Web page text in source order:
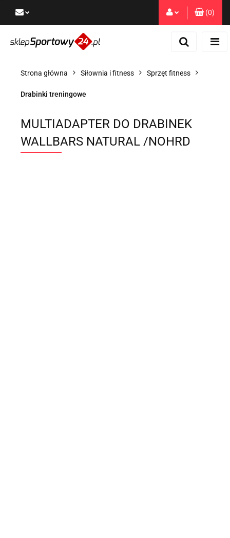
Dodaj zgłoszenie
(0)
Strona główna Siłownia i fitness Sprzęt fitness
Drabinki treningowe
MULTIADAPTER DO DRABINEK
WALLBARS NATURAL /NOHRD